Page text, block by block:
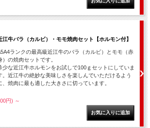
江牛バラ（カルビ）・モモ焼肉セット【ホルモン付】
ランクの最高級近江牛のバラ（カルビ）とモモ（赤
）の焼肉セットです。
少な近江牛ホルモンをお試しで100ｇセットにしていま
。近江牛の絶妙な美味しさを楽しんでいただけるよう
、焼肉に最も適した大きさに切っています。
円) ～